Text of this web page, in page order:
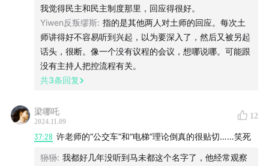
周轶君
林垚
许子东
91:47 周轶君
许子东
我觉得民主和民主制度那里，回应得很好。
Yiwen反叛缪斯: 指的是其他两人对土师的回应。每次土
师讲得好不容易听到兴起，以为要深入了，然后又被另起
话头，很断。像一个没有议程的会议，想哪说哪。可能跟
没有主持人把控流程有关。
共3条回复
梁哪吒
2024.11.09
12
37:28 许老师的“公交车”和“电梯”理论倒真的很贴切……笑死
狲狲: 我都好几年没听到马未都这个名字了，他经常观察